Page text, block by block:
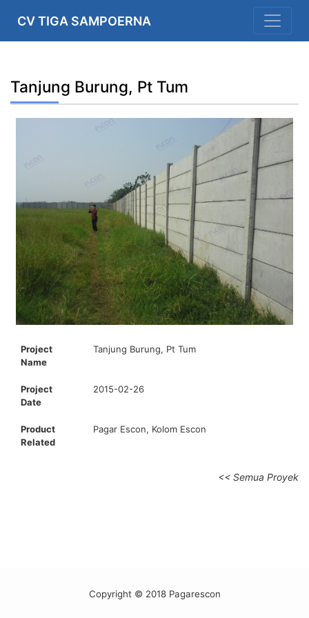
CV TIGA SAMPOERNA
Tanjung Burung, Pt Tum
Project
Name
Tanjung Burung, Pt Tum
Project
Date
2015-02-26
Product
Related
Pagar Escon, Kolom Escon
<< Semua Proyek
Copyright © 2018 Pagarescon